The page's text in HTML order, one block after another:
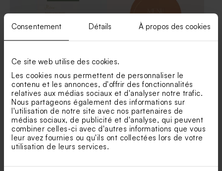
Consentement Détails À propos des cookies
Ce site web utilise des cookies.
Les cookies nous permettent de personnaliser le
contenu et les annonces, d'offrir des fonctionnalités
relatives aux médias sociaux et d'analyser notre trafic.
Nous partageons également des informations sur
l'utilisation de notre site avec nos partenaires de
médias sociaux, de publicité et d'analyse, qui peuvent
combiner celles-ci avec d'autres informations que vous
leur avez fournies ou qu'ils ont collectées lors de votre
utilisation de leurs services.
Save the date carte
d'embarquement
Livret de messe mariage
voyage
Carte menu mariage voyage
jungle
Menu mariage format haut
arrondi